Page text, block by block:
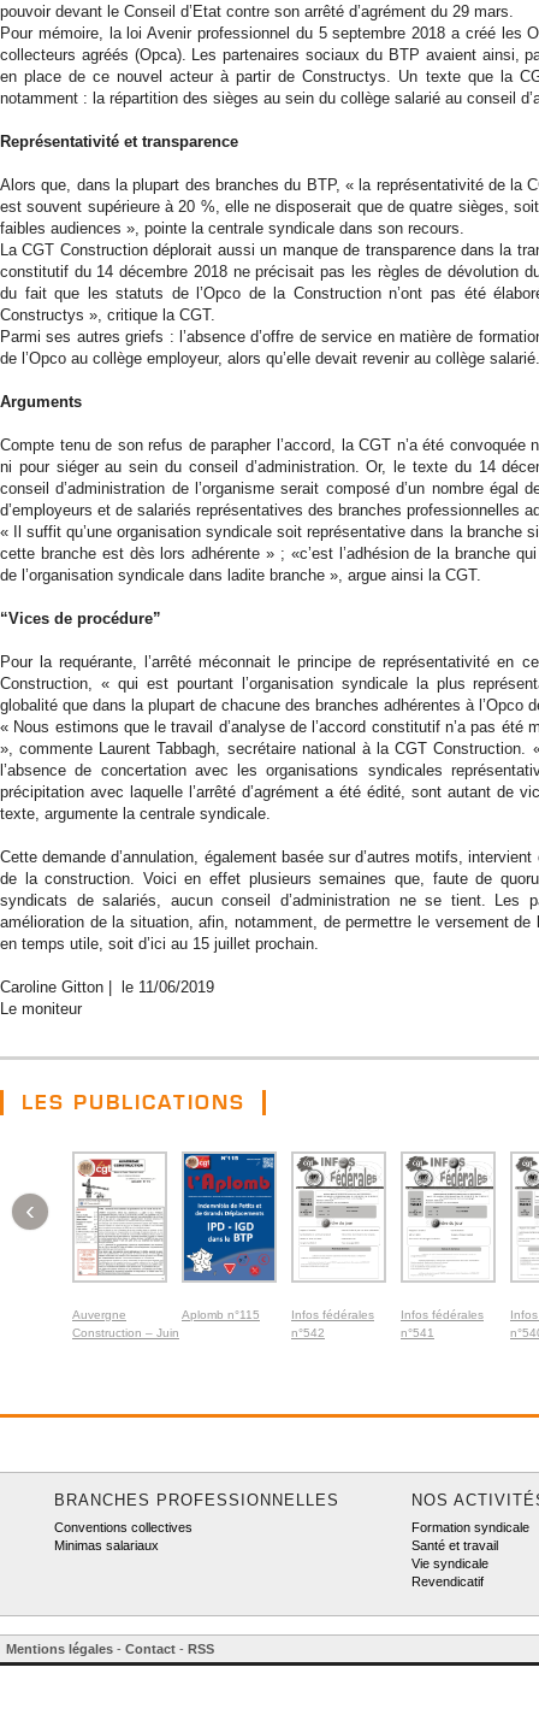
pouvoir devant le Conseil d’Etat contre son arrêté d’agrément du 29 mars.
Pour mémoire, la loi Avenir professionnel du 5septembre 2018 a créé les
collecteurs agréés (Opca). Les partenaires sociaux du BTP avaient ainsi,
en place de ce nouvel acteur à partir de Constructys. Un texte que la
notamment : la répartition des sièges au sein du collège salarié au conseil
Représentativité et transparence
Alors que, dans la plupart des branches du BTP, « la représentativité de la
est souvent supérieure à 20 %, elle ne disposerait que de quatre sièges,
faibles audiences », pointe la centrale syndicale dans son recours.
La CGT Construction déplorait aussi un manque de transparence dans la
constitutif du 14décembre 2018ne précisait pas les règles de dévolution
du fait que les statuts de l’Opco de la Construction n’ont pas été
Constructys », critique la CGT.
Parmi ses autres griefs : l’absence d’offre de service en matière de
de l’Opco au collège employeur, alors qu’elle devait revenir au collège salarié.
Arguments
Compte tenu de son refus de parapher l’accord, la CGT n’a été
ni pour siéger au sein du conseil d’administration. Or, le texte du 14
conseil d’administration de l’organisme serait composé d’un nombre égal
d’employeurs et de salariés représentatives des branches professionnelles
« Il suffit qu’une organisation syndicale soit représentative dans la branche
cette branche est dès lors adhérente » ; «c’est l’adhésion de la branche
de l’organisation syndicale dans ladite branche », argue ainsi la CGT.
“Vices de procédure”
Pour la requérante, l’arrêté méconnait le principe de représentativité en
Construction, « qui est pourtant l’organisation syndicale la plus
globalité que dans la plupart de chacune des branches adhérentes à l’Opco
« Nous estimons que le travail d’analyse de l’accord constitutif n’a pas été
», commente Laurent Tabbagh, secrétaire national à la CGT Construction.
l’absence de concertation avec les organisations syndicales
précipitation avec laquelle l’arrêté d’agrément a été édité, sont autant de
texte, argumente la centrale syndicale.
Cette demande d’annulation, également basée sur d’autres motifs,
de la construction. Voici en effet plusieurs semaines que, faute de
syndicats de salariés, aucun conseil d’administration ne se tient. Les
amélioration de la situation, afin, notamment, de permettre le versement de
en temps utile, soit d’ici au 15 juillet prochain.
Caroline Gitton | le 11/06/2019
Le moniteur
LES PUBLICATIONS
Auvergne
Construction – Juin
Aplomb n°115
Infos fédérales
n°542
Infos fédérales
n°541
‹
BRANCHES PROFESSIONNELLES
Conventions collectives
Minimas salariaux
NOS
Formation syndicale
Santé et travail
Vie syndicale
Revendicatif
Mentions légales - Contact - RSS